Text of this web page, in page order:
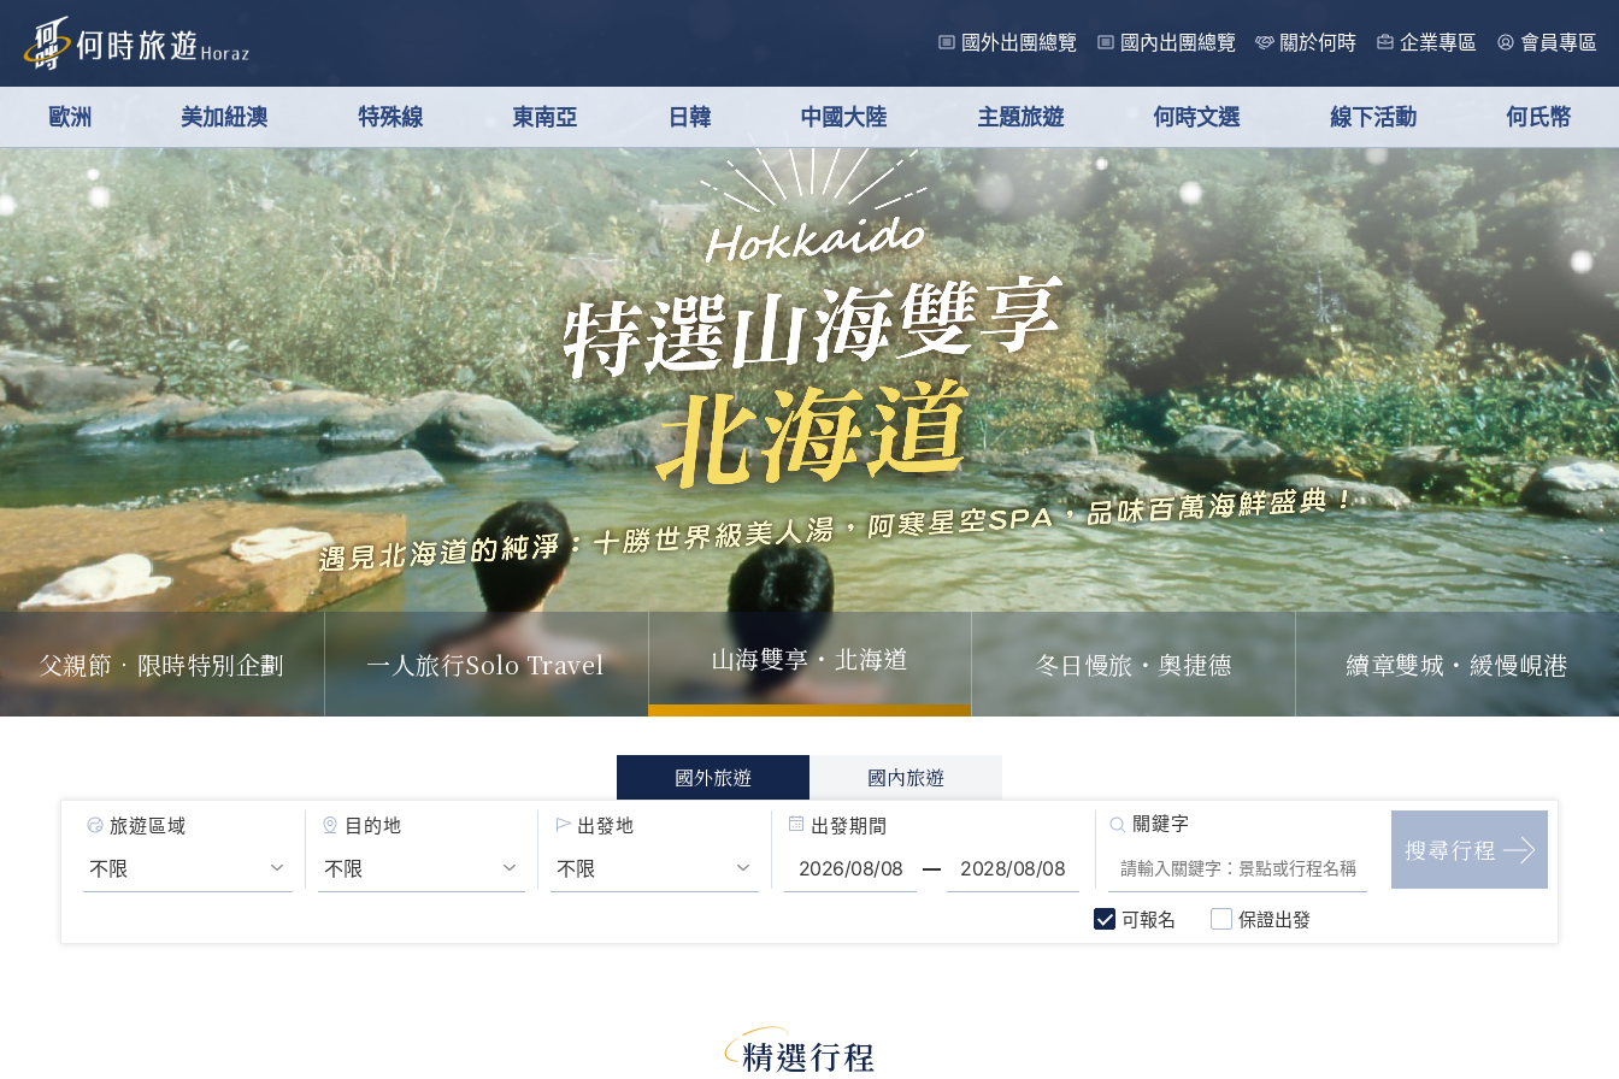
國外出團總覽 國內出團總覽 關於何時 企業專區 會員專區
歐洲 美加紐澳 特殊線 東南亞 日韓 中國大陸 主題旅遊 何時文選 線下活動 何氏幣
父親節．限時特別企劃 一人旅行Solo Travel 山海雙享・北海道 冬日慢旅・奧捷德 續章雙城・緩慢峴港
國外旅遊 國內旅遊
旅遊區域 目的地 出發地 出發期間
可報名 保證出發
精選行程